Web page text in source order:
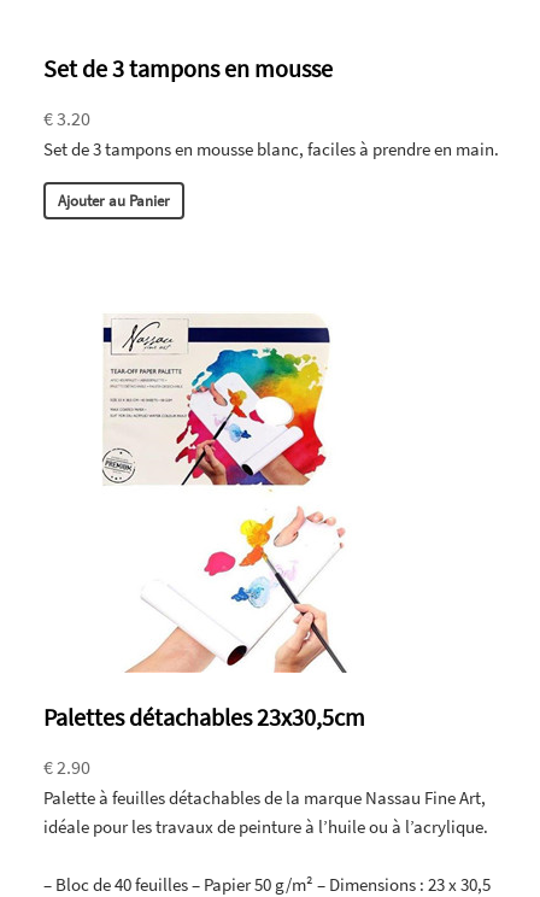
Set de 3 tampons en mousse
€ 3.20
Set de 3 tampons en mousse blanc, faciles à prendre en main.
Ajouter au Panier
Palettes détachables 23x30,5cm
€ 2.90
Palette à feuilles détachables de la marque Nassau Fine Art,
idéale pour les travaux de peinture à l’huile ou à l’acrylique.
– Bloc de 40 feuilles – Papier 50 g/m² – Dimensions : 23 x 30,5